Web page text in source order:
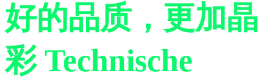
好的品质，更加晶
彩 Technische